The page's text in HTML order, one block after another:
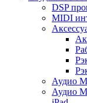
DSP
MIDI
Аудио
Аудио